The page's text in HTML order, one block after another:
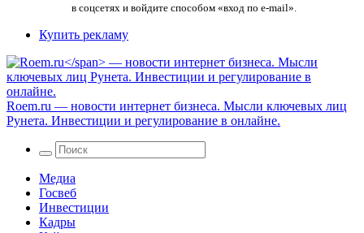
в соцсетях и войдите способом «вход по e-mail».
Купить рекламу
Roem.ru — новости интернет бизнеса. Мысли ключевых лиц
Рунета. Инвестиции и регулирование в онлайне.
Медиа
Госвеб
Инвестиции
Кадры